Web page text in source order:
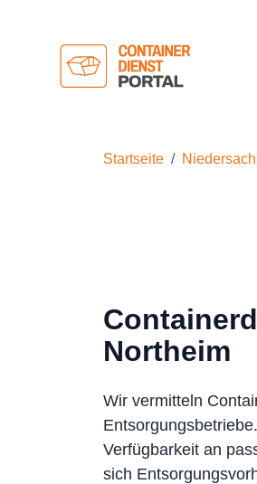
Startseite
Northeim
Wir vermitteln
Verfügbarkeit an
sich